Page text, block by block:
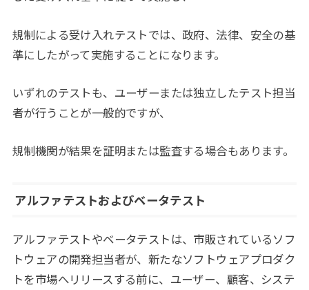
規制による受け入れテストでは、政府、法律、安全の基
準にしたがって実施することになります。
いずれのテストも、ユーザーまたは独立したテスト担当
者が行うことが一般的ですが、
規制機関が結果を証明または監査する場合もあります。
アルファテストおよびベータテスト
アルファテストやベータテストは、市販されているソフ
トウェアの開発担当者が、新たなソフトウェアプロダク
トを市場へリリースする前に、ユーザー、顧客、システ